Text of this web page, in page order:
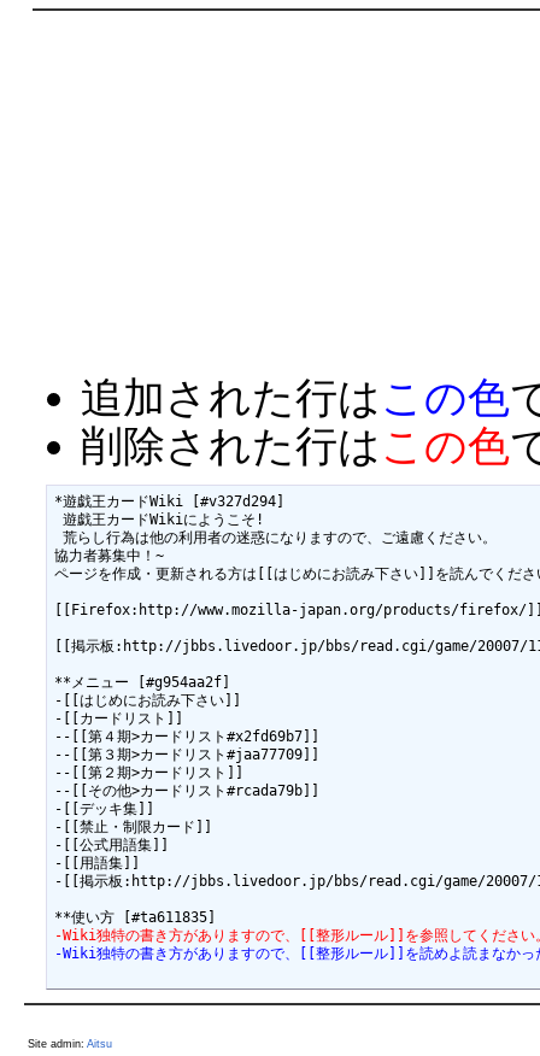
追加された行は この色
削除された行は この色
*遊戯王カードWiki [#v327d294]
遊戯王カードWikiにようこそ!
荒らし行為は他の利用者の迷惑になりますので、ご遠慮ください。
協力者募集中！~
ページを作成・更新される方は[[はじめにお読み下さい]]を読んでくださ
[[Firefox:http://www.mozilla-japan.org/products/firefox/]]をお
[[掲示板:http://jbbs.livedoor.jp/bbs/read.cgi/game/20007/
**メニュー [#g954aa2f]
-[[はじめにお読み下さい]]
-[[カードリスト]]
--[[第４期>カードリスト#x2fd69b7]]
--[[第３期>カードリスト#jaa77709]]
--[[第２期>カードリスト]]
--[[その他>カードリスト#rcada79b]]
-[[デッキ集]]
-[[禁止・制限カード]]
-[[公式用語集]]
-[[用語集]]
-[[掲示板:http://jbbs.livedoor.jp/bbs/read.cgi/game/20007/
-Wiki独特の書き方がありますので、[[整形ルール]]を参照してください
-Wiki独特の書き方がありますので、[[整形ルール]]を読めよ読まなかっ
Site admin: Aitsu